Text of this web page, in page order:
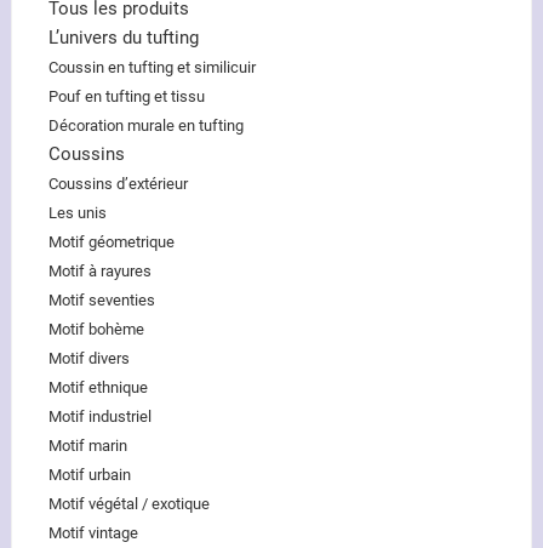
Tous les produits
L’univers du tufting
Coussin en tufting et similicuir
Pouf en tufting et tissu
Décoration murale en tufting
Coussins
Coussins d’extérieur
Les unis
Motif géometrique
Motif à rayures
Motif seventies
Motif bohème
Motif divers
Motif ethnique
Motif industriel
Motif marin
Motif urbain
Motif végétal / exotique
Motif vintage